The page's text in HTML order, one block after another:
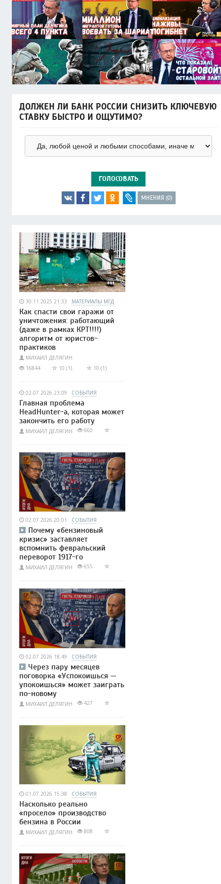
ДОЛЖЕН ЛИ БАНК РОССИИ СНИЗИТЬ КЛЮЧЕВУЮ
СТАВКУ БЫСТРО И ОЩУТИМО?
ГОЛОСОВАТЬ
МНЕНИЯ (0)
30.11.2025 21:33 МАТЕРИАЛЫ МГД
Как спасти свои гаражи от
уничтожения: работающий
(даже в рамках КРТ!!!!)
алгоритм от юристов-
практиков
МИХАИЛ ДЕЛЯГИН
16844
10 (1) 10 (1)
02.07.2026 23:09 СОБЫТИЯ
Главная проблема
HeadHunter-а, которая может
закончить его работу
МИХАИЛ ДЕЛЯГИН 660
02.07.2026 20:01 СОБЫТИЯ
Почему «бензиновый
кризис» заставляет
вспомнить февральский
переворот 1917-го
МИХАИЛ ДЕЛЯГИН 655
02.07.2026 18:49 СОБЫТИЯ
Через пару месяцев
поговорка «Успокоишься —
упокоишься» может заиграть
по-новому
МИХАИЛ ДЕЛЯГИН 427
01.07.2026 15:38 СОБЫТИЯ
Насколько реально
«просело» производство
бензина в России
МИХАИЛ ДЕЛЯГИН 808